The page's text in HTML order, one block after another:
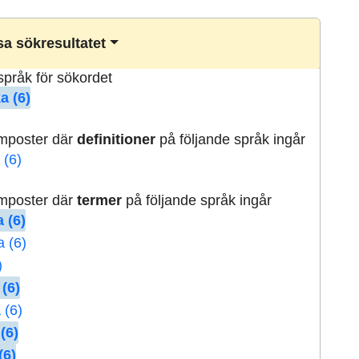
sökresultatet
för sökordet
(6)
därdefinitioner på följande språk ingår
(6)
därtermer på följande språk ingår
(6)
(6)
(6)